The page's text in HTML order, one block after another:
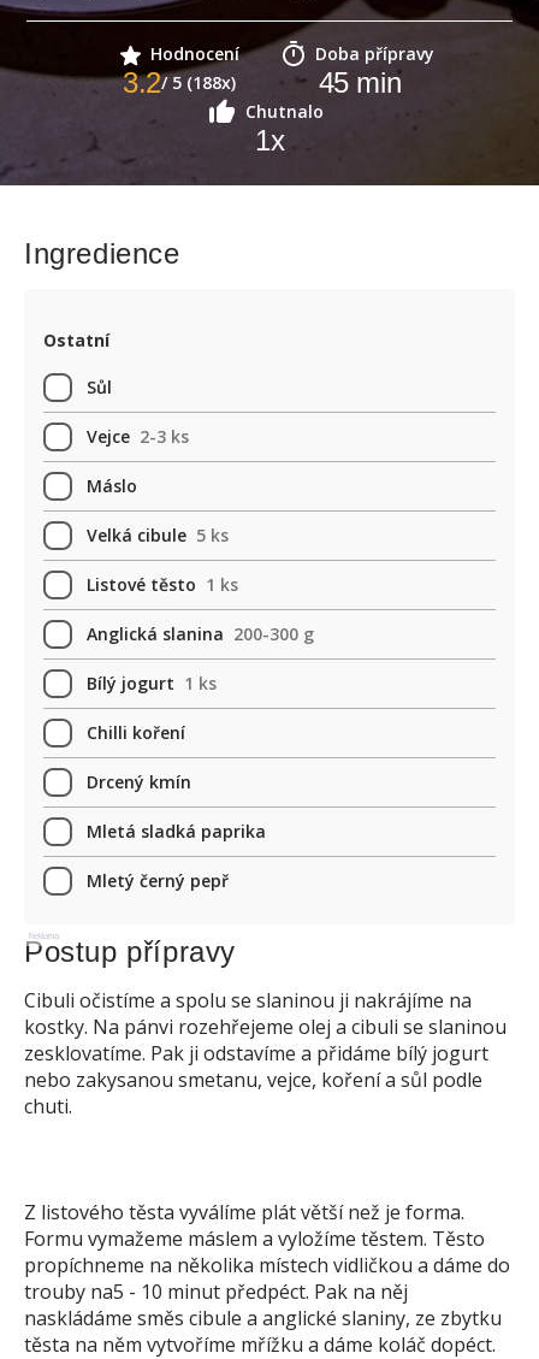
Hodnocení
3.2/ 5 (188x)
Doba přípravy
45min
Chutnalo
1x
Ingredience
Ostatní
Sůl
Vejce 2-3 ks
Máslo
Velká cibule 5 ks
Listové těsto 1 ks
Anglická slanina 200-300 g
Bílý jogurt 1 ks
Chilli koření
Drcený kmín
Mletá sladká paprika
Mletý černý pepř
Reklama
Postup přípravy
Cibuli očistíme a spolu se slaninou ji nakrájíme na
kostky. Na pánvi rozehřejeme olej a cibuli se slaninou
zesklovatíme. Pak ji odstavíme a přidáme bílý jogurt
nebo zakysanou smetanu, vejce, koření a sůl podle
chuti.
Z listového těsta vyválíme plát větší než je forma.
Formu vymažeme máslem a vyložíme těstem. Těsto
propíchneme na několika místech vidličkou a dáme do
trouby na5 - 10 minut předpéct. Pak na něj
naskládáme směs cibule a anglické slaniny, ze zbytku
těsta na něm vytvoříme mřížku a dáme koláč dopéct.